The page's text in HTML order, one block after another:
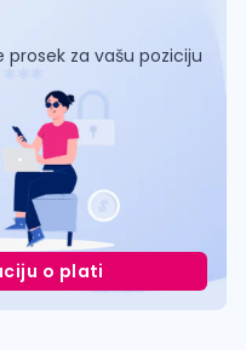
za vašu poziciju
o plati